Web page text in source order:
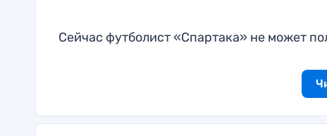
Сейчас футболист «Спартака» не может